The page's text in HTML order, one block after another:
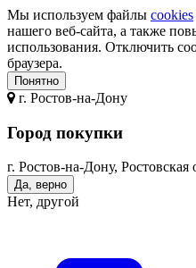
Мы используем файлы cookies
нашего веб-сайта, а также
использования. Отключить
браузера.
Понятно
г. Ростов-на-Дону
Город покупки
г. Ростов-на-Дону, Ростовская
Да, верно
Нет, другой